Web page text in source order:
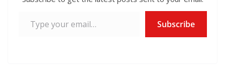
Subscribe